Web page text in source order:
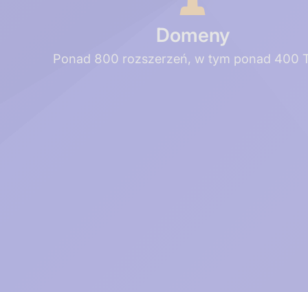
Domeny
Ponad 800 rozszerzeń, w tym ponad 400